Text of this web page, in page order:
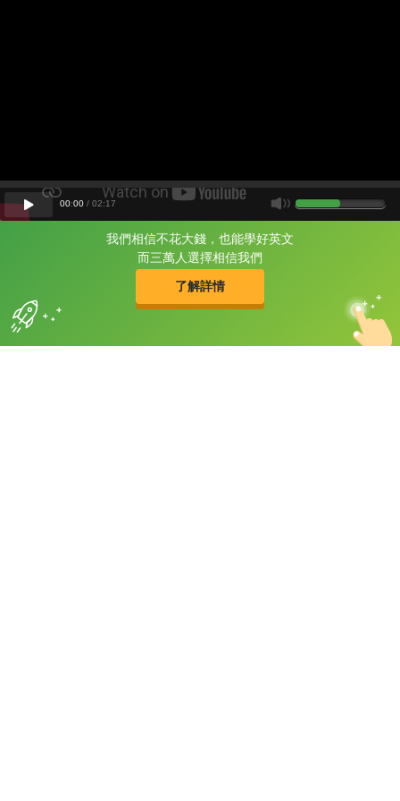
我們相信不花大錢，也能學好英文
而三萬人選擇相信我們
了解詳情
片尾有
攻其不背
的品牌故事
00:00 / 02:17